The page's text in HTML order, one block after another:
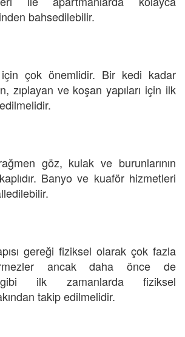
bahsedilebilir.
çok önemlidir. Bir kedi kadar
zıplayan ve koşan yapıları için ilk
göz, kulak ve burunlarının
Banyo ve kuaför hizmetleri
gereği fiziksel olarak çok fazla
ancak daha önce de
gibi ilk zamanlarda fiziksel
takip edilmelidir.